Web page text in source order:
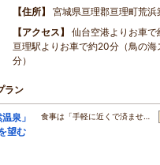
住所
宮城県亘理郡亘理町荒浜
アクセス
仙台空港よりお車
亘理駅よりお車で約20分（鳥の
分）
ラン
泉」
望む
食事は「手軽に近くで済ませ…